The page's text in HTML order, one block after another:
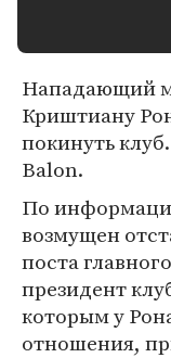
Нападающий
Криштиану
покинуть
Balon.
По
возмущен
поста
президент
которым у
отношения,